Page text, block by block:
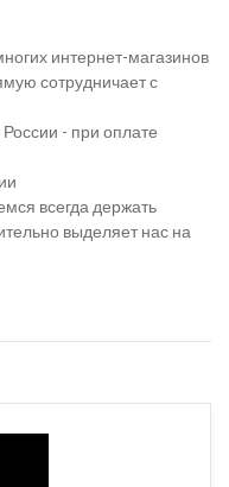
интернет-магазинов
сотрудничает с
- при оплате
всегда держать
выделяет нас на